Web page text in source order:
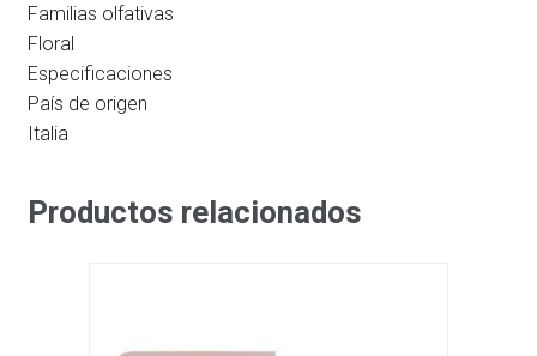
Familias olfativas
Floral
Especificaciones
País de origen
Italia
Productos relacionados